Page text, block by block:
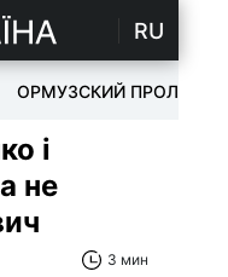
RU
ОРМУЗСКИЙ ПРОЛИВ
і
не
3 мин